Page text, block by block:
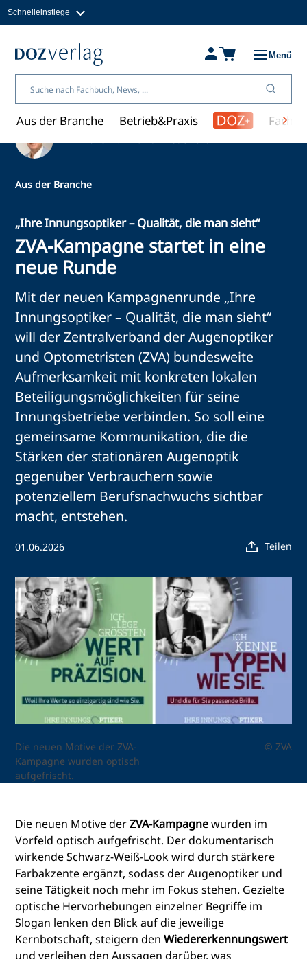
Inhalt
Schnelleinstiege
Fachbücher & Shop
Über uns
Menü
Aus der Branche Betrieb&Praxis
Aus der Branche
„Ihre Innungsoptiker – Qualität, die man sieht“
ZVA-Kampagne startet in eine
neue Runde
Mit der neuen Kampagnenrunde „Ihre
Innungsoptiker – Qualität, die man sieht“
will der Zentralverband der Augenoptiker
und Optometristen (ZVA) bundesweite
Aufmerksamkeit mit konkreten lokalen
Beteiligungsmöglichkeiten für seine
Innungsbetriebe verbinden. So soll eine
gemeinsame Kommunikation, die die
Stärken der stationären Augenoptik
gegenüber Verbrauchern sowie
potenziellem Berufsnachwuchs sichtbar
macht, entstehen.
01.06.2026 Teilen
Die neuen Motive der ZVA-
Kampagne wurden optisch
aufgefrischt.
© ZVA
Die neuen Motive derZVA-Kampagnewurden im
Vorfeld optisch aufgefrischt. Der dokumentarisch
wirkende Schwarz-Weiß-Look wird durch stärkere
Farbakzente ergänzt, sodass der Augenoptiker und
seine Tätigkeit noch mehr im Fokus stehen. Gezielte
optische Hervorhebungen einzelner Begriffe im
Slogan lenken den Blick auf die jeweilige
Kernbotschaft, steigern denWiedererkennungswert
und verleihen den Aussagen darüber, was